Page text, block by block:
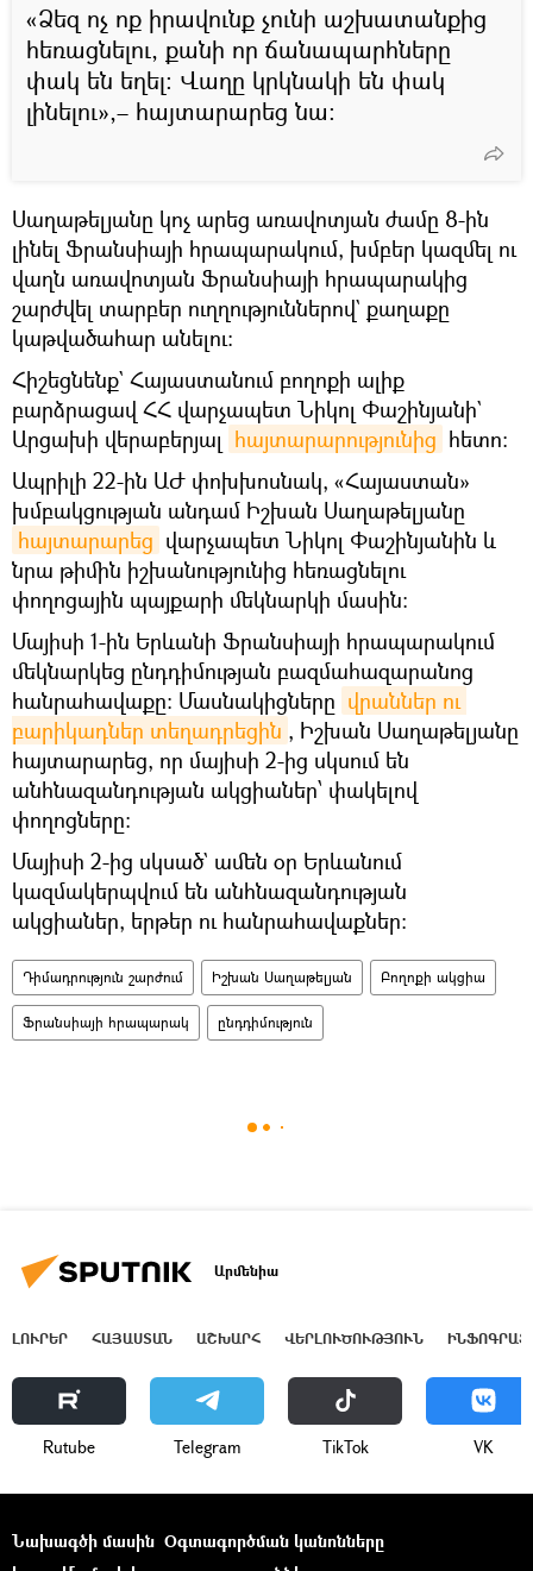
«Ձեզ ոչ ոք իրավունք չունի աշխատանքից
հեռացնելու, քանի որ ճանապարհները
փակ են եղել։ Վաղը կրկնակի են փակ
լինելու»,– հայտարարեց նա։
Սաղաթելյանը կոչ արեց առավոտյան ժամը 8-ին
լինել Ֆրանսիայի հրապարակում, խմբեր կազմել ու
վաղն առավոտյան Ֆրանսիայի հրապարակից
շարժվել տարբեր ուղղություններով` քաղաքը
կաթվածահար անելու։
Հիշեցնենք` Հայաստանում բողոքի ալիք
բարձրացավ ՀՀ վարչապետ Նիկոլ Փաշինյանի`
Արցախի վերաբերյալ հայտարարությունից հետո։
Ապրիլի 22-ին ԱԺ փոխխոսնակ, «Հայաստան»
խմբակցության անդամ Իշխան Սաղաթելյանը
հայտարարեց վարչապետ Նիկոլ Փաշինյանին և
նրա թիմին իշխանությունից հեռացնելու
փողոցային պայքարի մեկնարկի մասին։
Մայիսի 1-ին Երևանի Ֆրանսիայի հրապարակում
մեկնարկեց ընդդիմության բազմահազարանոց
հանրահավաքը։ Մասնակիցները վրաններ ու
բարիկադներ տեղադրեցին , Իշխան Սաղաթելյանը
հայտարարեց, որ մայիսի 2-ից սկսում են
անհնազանդության ակցիաներ՝ փակելով
փողոցները։
Մայիսի 2-ից սկսած` ամեն օր Երևանում
կազմակերպվում են անհնազանդության
ակցիաներ, երթեր ու հանրահավաքներ։
Դիմադրություն շարժում Իշխան Սաղաթելյան Բողոքի ակցիա
Ֆրանսիայի հրապարակ ընդդիմություն
Արմենիա
ԼՈՒՐԵՐ ՀԱՅԱՍՏԱՆ ԱՇԽԱՐՀ ՎԵՐԼՈՒԾՈՒԹՅՈՒՆ
Rutube Telegram ТikТоk VK
Նախագծի մասին Օգտագործման կանոնները